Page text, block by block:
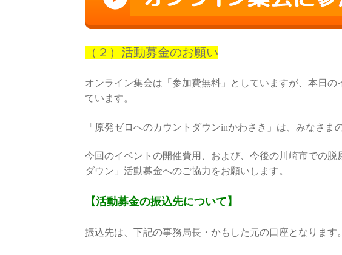
（２）活動募金のお願い
オンライン集会は「参加費無料」としていますが、本日
ています。
「原発ゼロへのカウントダウンinかわさき」は、みなさま
今回のイベントの開催費用、および、今後の川崎市での
ダウン」活動募金へのご協力をお願いします。
【活動募金の振込先について】
振込先は、下記の事務局長・かもした元の口座となります。